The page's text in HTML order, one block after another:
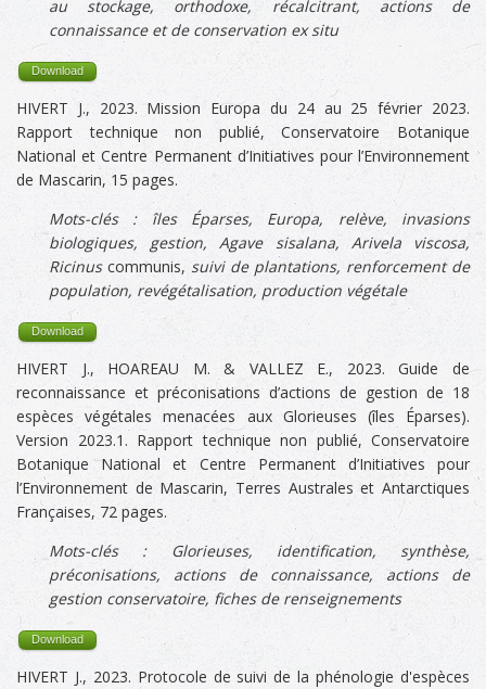
au stockage, orthodoxe, récalcitrant, actions de
connaissance et de conservation ex situ
Download
HIVERT J., 2023. Mission Europa du 24 au 25 février 2023.
Rapport technique non publié, Conservatoire Botanique
National et Centre Permanent d’Initiatives pour l’Environnement
de Mascarin, 15 pages.
Mots-clés : îles Éparses, Europa, relève, invasions
biologiques, gestion,Agave sisalana, Arivela viscosa,
Ricinuscommunis, suivi de plantations, renforcement de
population, revégétalisation, production végétale
Download
HIVERT J., HOAREAU M. & VALLEZ E., 2023. Guide de
reconnaissance et préconisations d’actions de gestion de 18
espèces végétales menacées aux Glorieuses (îles Éparses).
Version 2023.1. Rapport technique non publié, Conservatoire
Botanique National et Centre Permanent d’Initiatives pour
l’Environnement de Mascarin, Terres Australes et Antarctiques
Françaises, 72 pages.
Mots-clés : Glorieuses, identification, synthèse,
préconisations, actions de connaissance, actions de
gestion conservatoire, fiches de renseignements
Download
HIVERT J., 2023. Protocole de suivi de la phénologie d'espèces